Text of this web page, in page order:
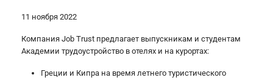
11 ноября 2022
Компания Job Trust предлагает выпускникам и студентам
Академии трудоустройство в отелях и на курортах:
Греции и Кипра на время летнего туристического